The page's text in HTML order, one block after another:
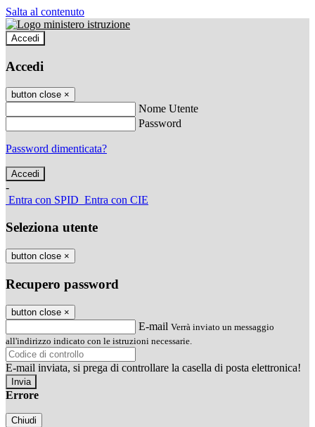
Salta al contenuto
Accedi
Accedi
button close ×
Nome Utente
Password
Password dimenticata?
-
Entra con SPID Entra con CIE
Seleziona utente
button close ×
Recupero password
button close ×
E-mail Verrà inviato un messaggio
all'indirizzo indicato con le istruzioni necessarie.
E-mail inviata, si prega di controllare la casella di posta elettronica!
Errore
Chiudi